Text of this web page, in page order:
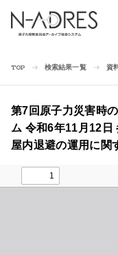
TOP 検索結果一覧 資
第7回原子力災害時
ム 令和6年11月12
屋内退避の運用に関